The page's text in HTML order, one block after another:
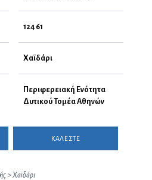
124 61
Χαϊδάρι
Περιφερειακή Ενότητα
Δυτικού Τομέα Αθηνών
ΚΑΛΕΣΤΕ
>Χαϊδάρι